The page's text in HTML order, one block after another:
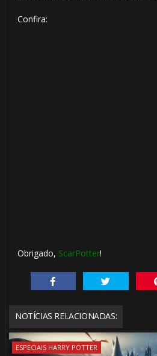
Confira:
Obrigado, ScarPotter!
NOTÍCIAS RELACIONADAS:
ESPECIAIS HARRY POTTER
🎂